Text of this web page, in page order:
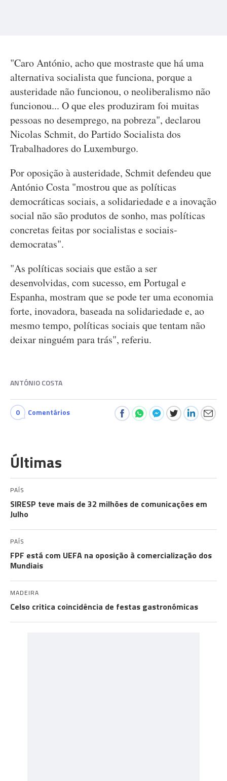
"Caro António, acho que mostraste que há uma
alternativa socialista que funciona, porque a
austeridade não funcionou, o neoliberalismo não
funcionou... O que eles produziram foi muitas
pessoas no desemprego, na pobreza", declarou
Nicolas Schmit, do Partido Socialista dos
Trabalhadores do Luxemburgo.
Por oposição à austeridade, Schmit defendeu que
António Costa "mostrou que as políticas
democráticas sociais, a solidariedade e a inovação
social não são produtos de sonho, mas políticas
concretas feitas por socialistas e sociais-
democratas".
"As políticas sociais que estão a ser
desenvolvidas, com sucesso, em Portugal e
Espanha, mostram que se pode ter uma economia
forte, inovadora, baseada na solidariedade e, ao
mesmo tempo, políticas sociais que tentam não
deixar ninguém para trás", referiu.
ANTÓNIO COSTA
0 Comentários
Últimas
PAÍS
SIRESP teve mais de 32 milhões de comunicações em
Julho
PAÍS
FPF está com UEFA na oposição à comercialização dos
Mundiais
MADEIRA
Celso critica coincidência de festas gastronómicas